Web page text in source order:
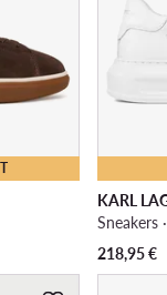
KARL
Sneakers
218,95€